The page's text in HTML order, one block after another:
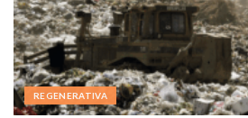
REGENERATIVA